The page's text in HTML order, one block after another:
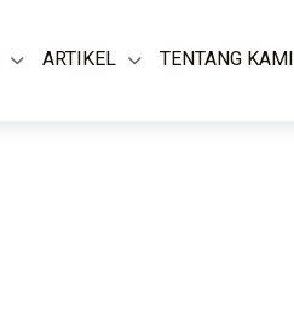
ARTIKEL TENTANG KAMI